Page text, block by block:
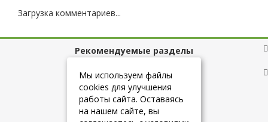
Загрузка комментариев...
Рекомендуемые разделы
Полезные ссылки
+7 (925) 084-10-60
Мы используем файлы
cookies для улучшения
работы сайта. Оставаясь
на нашем сайте, вы